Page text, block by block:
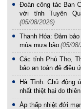
Đoàn công tác Ban
với tỉnh Tuyên
(05/08/2026)
Thanh Hóa: Đảm
mùa mưa bão (05/
Các tỉnh Phú Thọ,
bảo an toàn đê điều
Hà Tĩnh: Chủ động
nhất thiệt hại do
Áp thấp nhiệt đới